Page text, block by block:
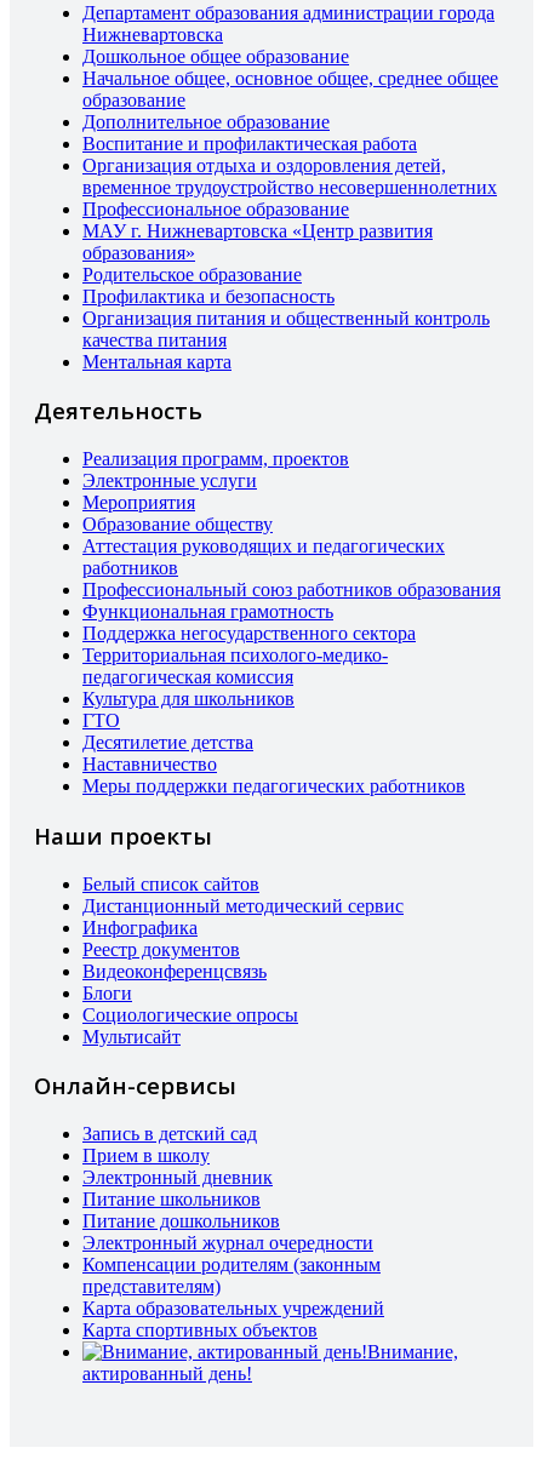
Департамент образования администрации города
Нижневартовска
Дошкольное общее образование
Начальное общее, основное общее, среднее общее
образование
Дополнительное образование
Воспитание и профилактическая работа
Организация отдыха и оздоровления детей,
временное трудоустройство несовершеннолетних
Профессиональное образование
МАУ г. Нижневартовска «Центр развития
образования»
Родительское образование
Профилактика и безопасность
Организация питания и общественный контроль
качества питания
Ментальная карта
Деятельность
Реализация программ, проектов
Электронные услуги
Мероприятия
Образование обществу
Аттестация руководящих и педагогических
работников
Профессиональный союз работников образования
Функциональная грамотность
Поддержка негосударственного сектора
Территориальная психолого-медико-
педагогическая комиссия
Культура для школьников
ГТО
Десятилетие детства
Наставничество
Меры поддержки педагогических работников
Наши проекты
Белый список сайтов
Дистанционный методический сервис
Инфографика
Реестр документов
Видеоконференцсвязь
Блоги
Социологические опросы
Мультисайт
Онлайн-сервисы
Запись в детский сад
Прием в школу
Электронный дневник
Питание школьников
Питание дошкольников
Электронный журнал очередности
Компенсации родителям (законным
представителям)
Карта образовательных учреждений
Карта спортивных объектов
Внимание,
актированный день!